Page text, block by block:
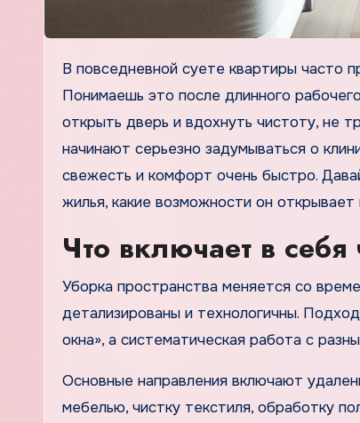
В повседневной суете квартиры часто превращаются в места, где уют и порядок уходят на второй план.
Понимаешь это после длинного
открыть дверь и вдохнуть чистоту, не
начинают серьезно задумываться о
свежесть и комфорт очень быстро.
жилья, какие возможности он
Что включает в себя
Уборка пространства меняется со
детализированы и технологичны.
окна», а систематическая работа с
Основные направления включают
мебелью, чистку текстиля, обработку